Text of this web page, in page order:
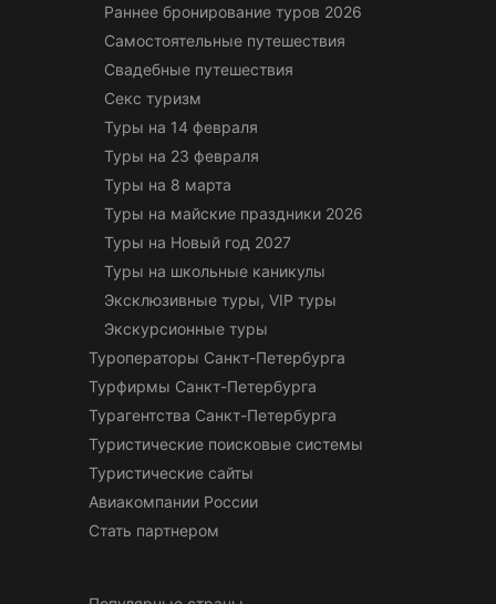
Раннее бронирование туров 2026
Самостоятельные путешествия
Свадебные путешествия
Секс туризм
Туры на 14 февраля
Туры на 23 февраля
Туры на 8 марта
Туры на майские праздники 2026
Туры на Новый год 2027
Туры на школьные каникулы
Эксклюзивные туры, VIP туры
Экскурсионные туры
Туроператоры Санкт-Петербурга
Турфирмы Санкт-Петербурга
Турагентства Санкт-Петербурга
Туристические поисковые системы
Туристические сайты
Авиакомпании России
Стать партнером